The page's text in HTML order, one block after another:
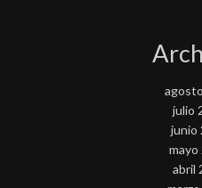
julio
junio
mayo
abril